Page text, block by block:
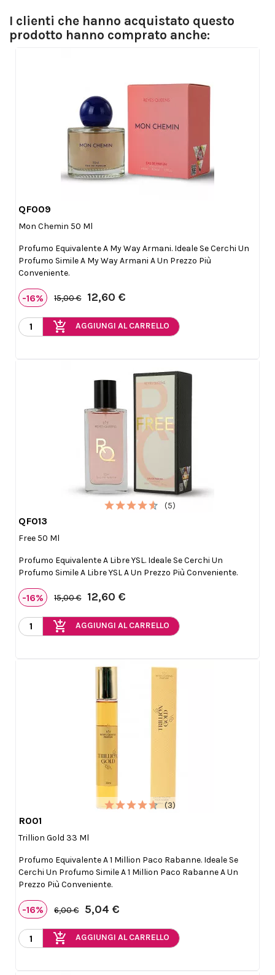
I clienti che hanno acquistato questo
prodotto hanno comprato anche:
QF009
Mon Chemin 50 Ml
Profumo Equivalente A My Way Armani. Ideale Se Cerchi Un
Profumo Simile A My Way Armani A Un Prezzo Più
Conveniente.
-16% 15,00 € 12,60 €
add_shopping_cart AGGIUNGI AL CARRELLO
QF013
Free 50 Ml
Profumo Equivalente A Libre YSL. Ideale Se Cerchi Un
Profumo Simile A Libre YSL A Un Prezzo Più Conveniente.
-16% 15,00 € 12,60 €
add_shopping_cart AGGIUNGI AL CARRELLO
(5)
R001
Trillion Gold 33 Ml
Profumo Equivalente A 1 Million Paco Rabanne. Ideale Se
Cerchi Un Profumo Simile A 1 Million Paco Rabanne A Un
Prezzo Più Conveniente.
-16% 6,00 € 5,04 €
add_shopping_cart AGGIUNGI AL CARRELLO
(3)